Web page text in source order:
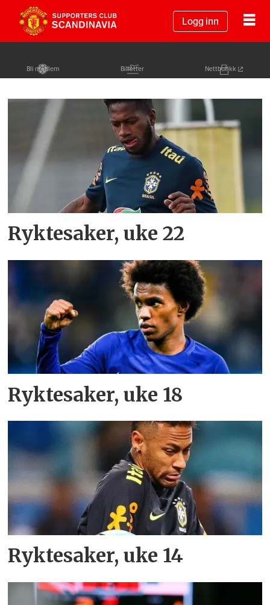
Logg inn
Bli medlem Billetter Nettbutikk
Tag:
fabinho
Ryktesaker, uke 22
Ryktesaker, uke 18
Ryktesaker, uke 14